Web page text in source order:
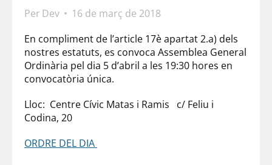
Per Dev
16 de març de 2018
En compliment de l’article 17è apartat 2.a) dels
nostres estatuts, es convoca Assemblea General
Ordinària pel dia 5 d’abril a les 19:30 hores en
convocatòria única.
Lloc: Centre Cívic Matas i Ramis c/ Feliu i
Codina, 20
ORDRE DEL DIA